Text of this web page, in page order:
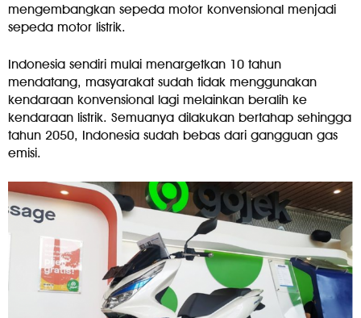
mengembangkan sepeda motor konvensional menjadi
sepeda motor listrik.
Indonesia sendiri mulai menargetkan 10 tahun
mendatang, masyarakat sudah tidak menggunakan
kendaraan konvensional lagi melainkan beralih ke
kendaraan listrik. Semuanya dilakukan bertahap sehingga
tahun 2050, Indonesia sudah bebas dari gangguan gas
emisi.